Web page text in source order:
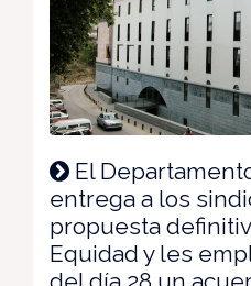
El
entrega a los
propuesta
Equidad y les